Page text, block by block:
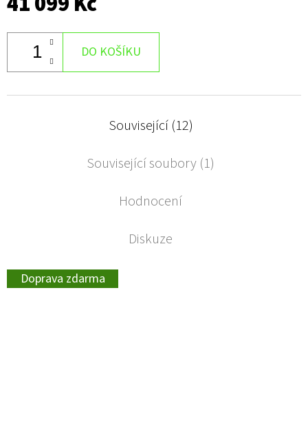
DO KOŠÍKU
Související (12)
Související soubory (1)
Hodnocení
Diskuze
Doprava zdarma